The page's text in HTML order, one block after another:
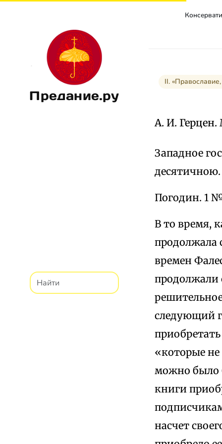
Предание.ру
II.
А. И.
Западное
десятичною.
Погодин. 1
В то время,
продолжала
времен
продолжали
следующий
«которые не
можно было
книги
насчет